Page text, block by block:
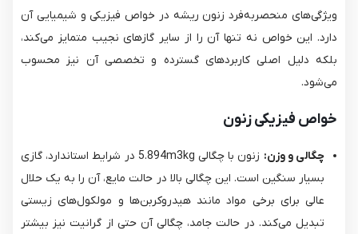
ویژگی‌های منحصربه‌فرد زنون ریشه در خواص فیزیکی و شیمیایی آن
دارد. این خواص نه تنها آن را از سایر گازهای نجیب متمایز می‌کند،
بلکه دلیل اصلی کاربردهای گسترده و تخصصی آن نیز محسوب
می‌شود.
خواص فیزیکی زنون
چگالی و وزن:
زنون با چگالی 5.894m3kg​ در شرایط استاندارد، گازی
بسیار سنگین است. این چگالی بالا در حالت مایع، آن را به یک حلال
عالی برای برخی مواد مانند هیدروکربن‌ها و مولکول‌های زیستی
تبدیل می‌کند. در حالت جامد، چگالی آن حتی از گرانیت نیز بیشتر